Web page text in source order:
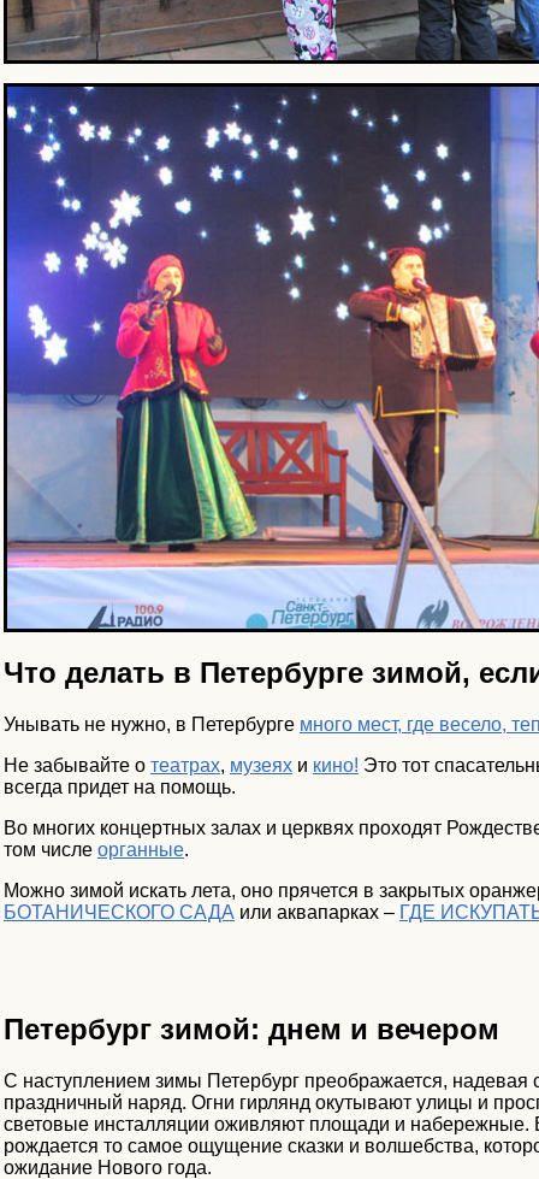
Что делать в Петербурге зимой,
Унывать не нужно, в Петербурге много мест, где весело,
Не забывайте о театрах, музеях и кино! Это тот
всегда придет на помощь.
Во многих концертных залах и церквях проходят
том числе органные.
Можно зимой искать лета, оно прячется в закрытых
БОТАНИЧЕСКОГО САДА или аквапарках – ГДЕ
Петербург зимой: днем и вечером
С наступлением зимы Петербург преображается, надевая
праздничный наряд. Огни гирлянд окутывают улицы и
световые инсталляции оживляют площади и набережные.
рождается то самое ощущение сказки и волшебства,
ожидание Нового года.